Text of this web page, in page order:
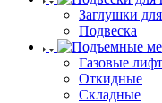
Заглушки
Подвеска
Газовые
Откидные
Складные